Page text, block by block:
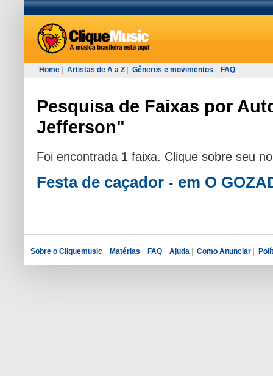
Home Artistas de A a Z Gêneros e movimentos FAQ
Pesquisa de Faixas por
Jefferson"
Foi encontrada 1 faixa. Clique sobre seu
Festa de caçador - em O
Sobre o Cliquemusic | Matérias | FAQ | Ajuda | Como Anunciar |